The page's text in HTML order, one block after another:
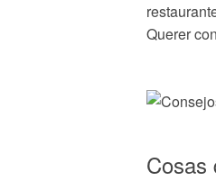
Querer
Cosas